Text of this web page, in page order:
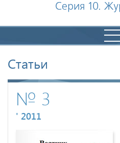
Серия 10.
Статьи
№ 3
' 2011